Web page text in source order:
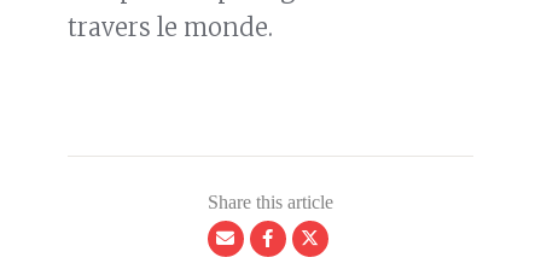
travers le monde.
Share this article